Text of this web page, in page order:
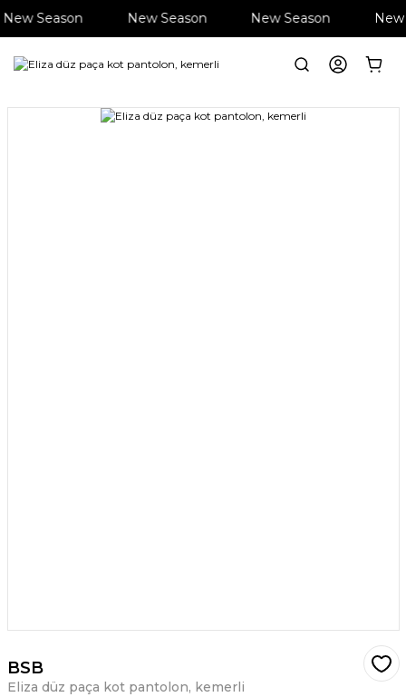
New Season New Season New Season New
Anasayfa Giyim Pantolon Eliza düz paça kot pantolon, kemerli
BSB
Eliza düz paça kot pantolon, kemerli